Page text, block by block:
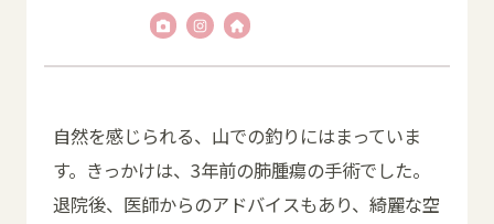
自然を感じられる、山での釣りにはまっていま
す。きっかけは、3年前の肺腫瘍の手術でした。
退院後、医師からのアドバイスもあり、綺麗な空